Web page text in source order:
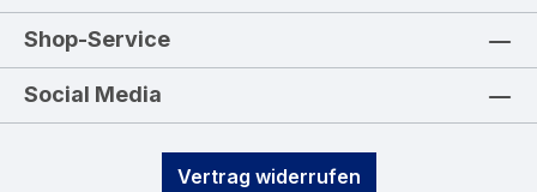
Shop-Service
Social Media
Vertrag widerrufen